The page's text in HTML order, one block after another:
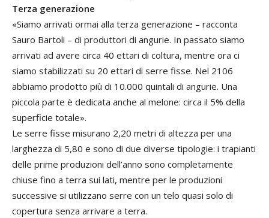
Terza generazione
«Siamo arrivati ormai alla terza generazione – racconta
Sauro Bartoli – di produttori di angurie. In passato siamo
arrivati ad avere circa 40 ettari di coltura, mentre ora ci
siamo stabilizzati su 20 ettari di serre fisse. Nel 2106
abbiamo prodotto più di 10.000 quintali di angurie. Una
piccola parte è dedicata anche al melone: circa il 5% della
superficie totale».
Le serre fisse misurano 2,20 metri di altezza per una
larghezza di 5,80 e sono di due diverse tipologie: i trapianti
delle prime produzioni dell’anno sono completamente
chiuse fino a terra sui lati, mentre per le produzioni
successive si utilizzano serre con un telo quasi solo di
copertura senza arrivare a terra.